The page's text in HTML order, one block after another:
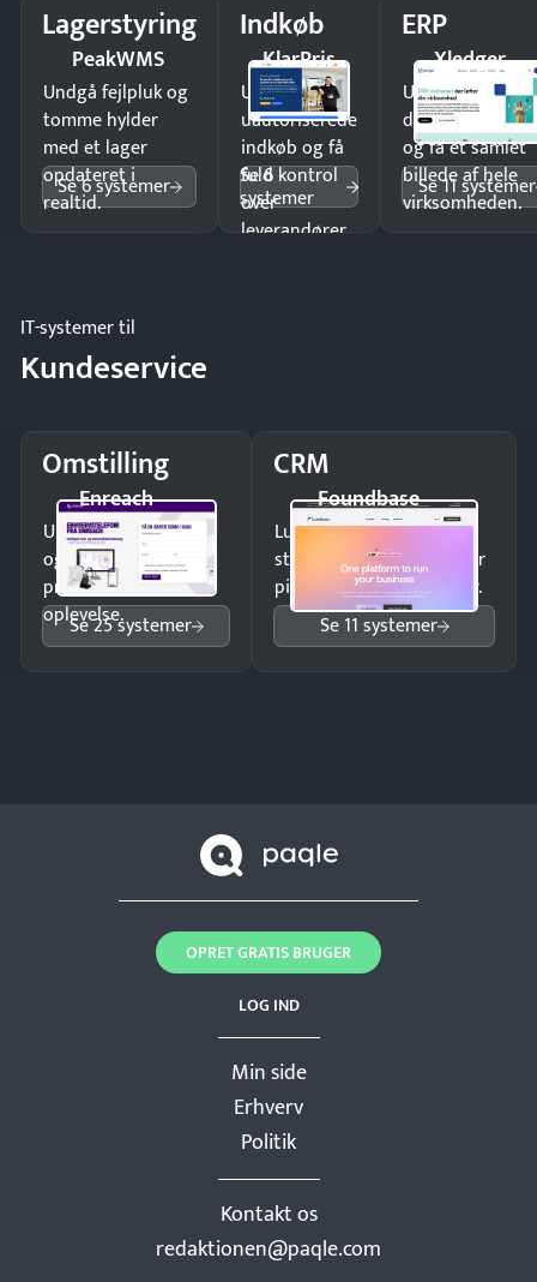
Lagerstyring
PeakWMS
Undgå fejlpluk og
tomme hylder
med et lager
opdateret i
realtid.
Se 6 systemer
Indkøb
KlarPris
Undgå
uautoriserede
indkøb og få
fuld kontrol
over
leverandører
Se 6
systemer
ERP
Xledger
Undgå
og få ét samlet
billede af hele
virksomheden.
Se 11 systemer
IT-systemer til
Kundeservice
Omstilling
Enreach
Undgå tabte opkald
og giv kunderne en
professionel
oplevelse.
Se 25 systemer
CRM
Foundbase
Luk flere salg med et
struktureret overblik over
pipeline og opfølgninger.
Se 11 systemer
Min side
Erhverv
Politik
Kontakt os
redaktionen@paqle.com
LOG IND
OPRET GRATIS BRUGER